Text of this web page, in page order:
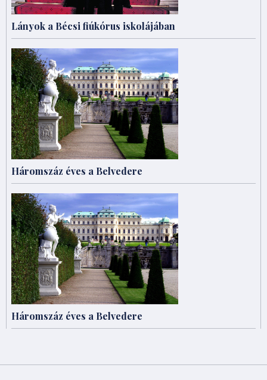
Lányok a Bécsi fiúkórus iskolájában
Háromszáz éves a Belvedere
Háromszáz éves a Belvedere